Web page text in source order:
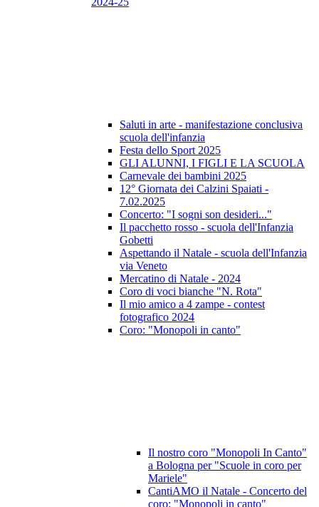
Saluti in arte - manifestazione conclusiva
scuola dell'infanzia
Festa dello Sport 2025
GLI ALUNNI, I FIGLI E LA SCUOLA
Carnevale dei bambini 2025
12° Giornata dei Calzini Spaiati -
7.02.2025
Concerto: "I sogni son desideri..."
Il pacchetto rosso - scuola dell'Infanzia
Gobetti
Aspettando il Natale - scuola dell'Infanzia
via Veneto
Mercatino di Natale - 2024
Coro di voci bianche "N. Rota"
Il mio amico a 4 zampe - contest
fotografico 2024
Coro: "Monopoli in canto"
Il nostro coro "Monopoli In Canto"
a Bologna per "Scuole in coro per
Mariele"
CantiAMO il Natale - Concerto del
coro: "Monopoli in canto"